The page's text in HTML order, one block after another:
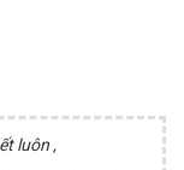
luôn ,